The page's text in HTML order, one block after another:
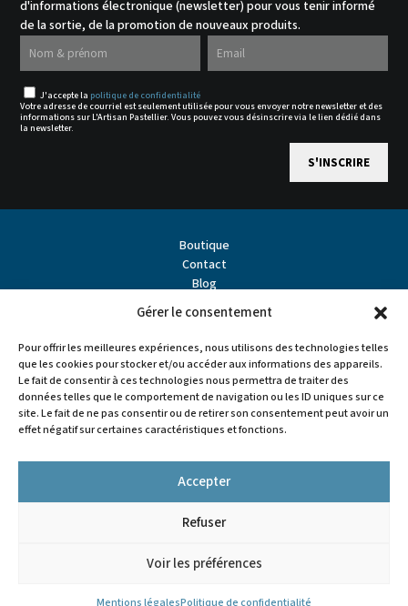
Gérer le consentement
Pour offrir les meilleures expériences, nous utilisons des technologies telles
que les cookies pour stocker et/ou accéder aux informations des appareils.
Le fait de consentir à ces technologies nous permettra de traiter des
données telles que le comportement de navigation ou les ID uniques sur ce
site. Le fait de ne pas consentir ou de retirer son consentement peut avoir un
effet négatif sur certaines caractéristiques et fonctions.
Accepter
Refuser
Voir les préférences
Mentions légalesPolitique de confidentialité
d'informations électronique (newsletter) pour vous tenir informé
de la sortie, de la promotion de nouveaux produits.
J'accepte la politique de confidentialité
Votre adresse de courriel est seulement utilisée pour vous envoyer notre newsletter et des
informations sur L'Artisan Pastellier. Vous pouvez vous désinscrire via le lien dédié dans
la newsletter.
Boutique
Contact
Blog
Partenaires
Points de vente
